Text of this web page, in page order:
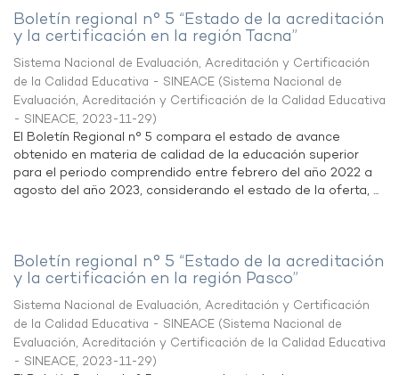
Boletín regional n° 5 “Estado de la acreditación
y la certificación en la región Tacna”
Sistema Nacional de Evaluación, Acreditación y Certificación
de la Calidad Educativa - SINEACE (Sistema Nacional de
Evaluación, Acreditación y Certificación de la Calidad Educativa
- SINEACE, 2023-11-29)
El Boletín Regional n° 5 compara el estado de avance
obtenido en materia de calidad de la educación superior
para el periodo comprendido entre febrero del año 2022 a
agosto del año 2023, considerando el estado de la oferta, ...
Boletín regional n° 5 “Estado de la acreditación
y la certificación en la región Pasco”
Sistema Nacional de Evaluación, Acreditación y Certificación
de la Calidad Educativa - SINEACE (Sistema Nacional de
Evaluación, Acreditación y Certificación de la Calidad Educativa
- SINEACE, 2023-11-29)